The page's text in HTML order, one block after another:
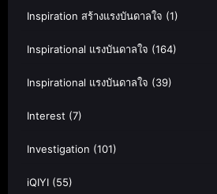
Inspiration สร้างแรงบันดาลใจ (1)
Inspirational แรงบันดาลใจ (164)
Inspirational แรงบันดาลใจ (39)
Interest (7)
Investigation (101)
iQIYI (55)